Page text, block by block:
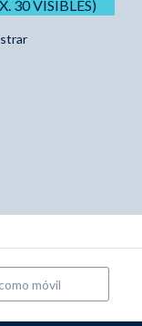
30 VISIBLES)